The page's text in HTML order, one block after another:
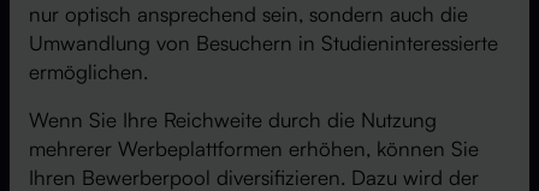
nur optisch ansprechend sein, sondern auch die
Umwandlung von Besuchern in Studieninteressierte
ermöglichen.
Wenn Sie Ihre Reichweite durch die Nutzung
mehrerer Werbeplattformen erhöhen, können Sie
Ihren Bewerberpool diversifizieren. Dazu wird der